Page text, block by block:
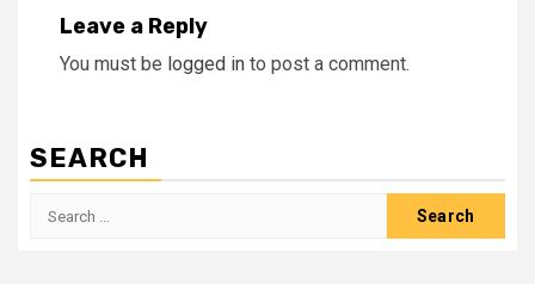
Leave a Reply
You must be logged in to post a comment.
SEARCH
Search